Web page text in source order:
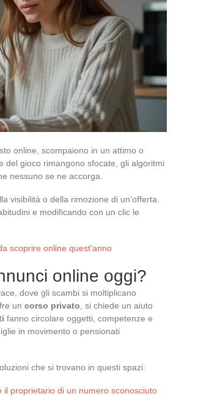
online, scompaiono in un attimo o
del gioco rimangono sfocate, gli algoritmi
nessuno se ne accorga.
visibilità o della rimozione di un’offerta.
e modificando con un clic le
scoprire online quest'anno
online oggi?
dove gli scambi si moltiplicano
un corso privato , si chiede un aiuto
fanno circolare oggetti, competenze e
in movimento o pensionati
che si trovano in questi spazi:
proprietario di un numero sconosciuto